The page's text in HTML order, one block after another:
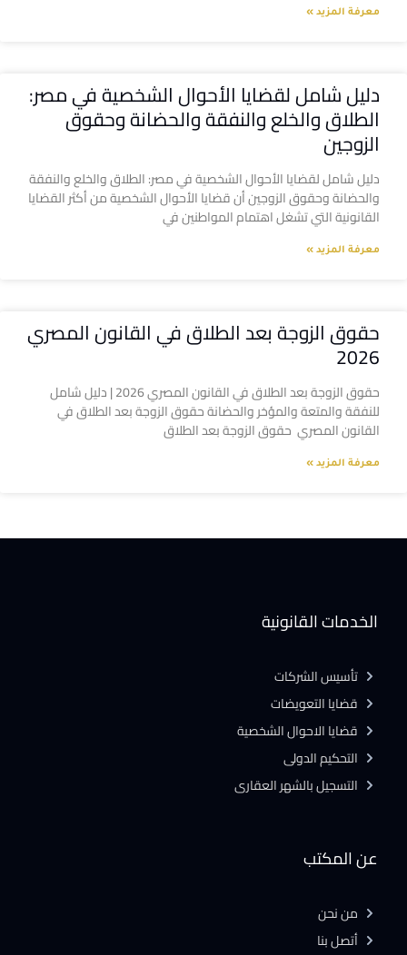
معرفة المزيد »
دليل شامل لقضايا الأحوال الشخصية في مصر:
الطلاق والخلع والنفقة والحضانة وحقوق
الزوجين
دليل شامل لقضايا الأحوال الشخصية في مصر: الطلاق والخلع والنفقة
والحضانة وحقوق الزوجين أن قضايا الأحوال الشخصية من أكثر القضايا
القانونية التي تشغل اهتمام المواطنين في
معرفة المزيد »
حقوق الزوجة بعد الطلاق في القانون المصري
2026
حقوق الزوجة بعد الطلاق في القانون المصري 2026 | دليل شامل
للنفقة والمتعة والمؤخر والحضانة حقوق الزوجة بعد الطلاق في
القانون المصري حقوق الزوجة بعد الطلاق
معرفة المزيد »
عن المكتب
من نحن
أتصل بنا
الخدمات القانونية
تأسيس الشركات
قضايا التعويضات
قضايا الاحوال الشخصية
التحكيم الدولى
التسجيل بالشهر العقارى